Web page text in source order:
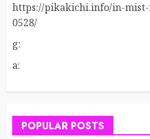
https://pikakichi.info/in-
0528/
g:
a:
POPULAR POSTS